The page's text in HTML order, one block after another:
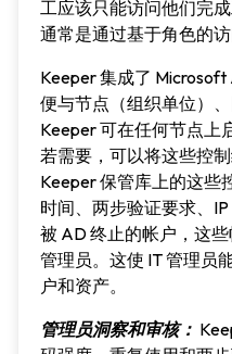
工应该只能访问他们完
通常是通过基于角色的访
Keeper 集成了
便与节点（组织单位）
Keeper 可在任何节点上
若需要，可以将这些控
Keeper 保管库上的这些
时间、两步验证要求、
被 AD 终止的帐户，这
管理员。这使 IT 管理员
户和资产。
管理员洞察和审核：